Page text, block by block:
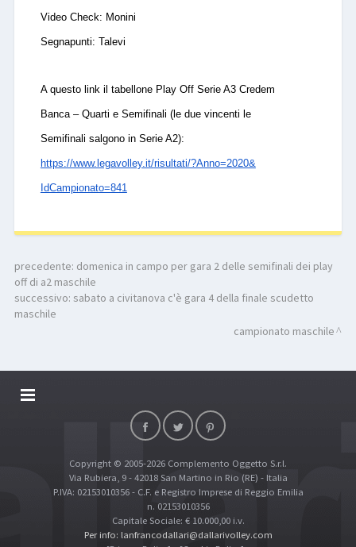
Video Check: Monini
Segnapunti: Talevi
A questo link il tabellone Play Off Serie A3 Credem
Banca – Quarti e Semifinali (le due vincenti le
Semifinali salgono in Serie A2):
https://www.legavolley.it/risultati/?Anno=2020&
IdCampionato=841
precedente: domenica in campo per gara 2 delle semifinali dei play
off di a2 maschile
successivo: sabato a civitanova c'è gara 4 della finale scudetto
maschile
campionato maschile
DALLARIVOLLEY SOSTIENE
TOP RICERCHE
SITE MAP
Copyright © 2005-2026 Complemento Oggetto S.r.l.
Via Rubiera, 9 - 42018 San Martino in Rio (RE) - Italia
P.IVA: 02153010356 - C.F. e Registro Imprese di Reggio Emilia
n. 02153010356
Capitale Sociale: € 10.000,00 i.v.
Per info: lanfrancodallari@dallarivolley.com